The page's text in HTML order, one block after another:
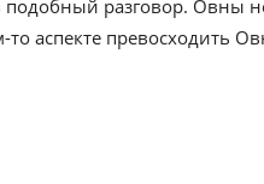
разговор. Овны
аспекте превосходить